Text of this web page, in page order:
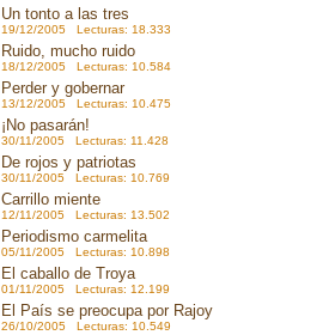
Un tonto a las tres
19/12/2005 Lecturas: 18.333
Ruido, mucho ruido
18/12/2005 Lecturas: 10.584
Perder y gobernar
13/12/2005 Lecturas: 10.475
¡No pasarán!
30/11/2005 Lecturas: 11.428
De rojos y patriotas
30/11/2005 Lecturas: 10.769
Carrillo miente
12/11/2005 Lecturas: 13.502
Periodismo carmelita
05/11/2005 Lecturas: 10.898
El caballo de Troya
01/11/2005 Lecturas: 12.199
El País se preocupa por Rajoy
26/10/2005 Lecturas: 10.549